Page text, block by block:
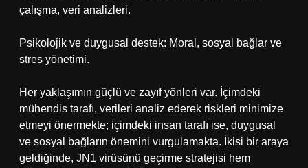
çalışma, veri analizleri.
Psikolojik ve duygusal destek: Moral, sosyal bağlar ve
stres yönetimi.
Her yaklaşımın güçlü ve zayıf yönleri var. İçimdeki
mühendis tarafı, verileri analiz ederek riskleri minimize
etmeyi önermekte; içimdeki insan tarafı ise, duygusal
ve sosyal bağların önemini vurgulamakta. İkisi bir araya
geldiğinde, JN1 virüsünü geçirme stratejisi hem